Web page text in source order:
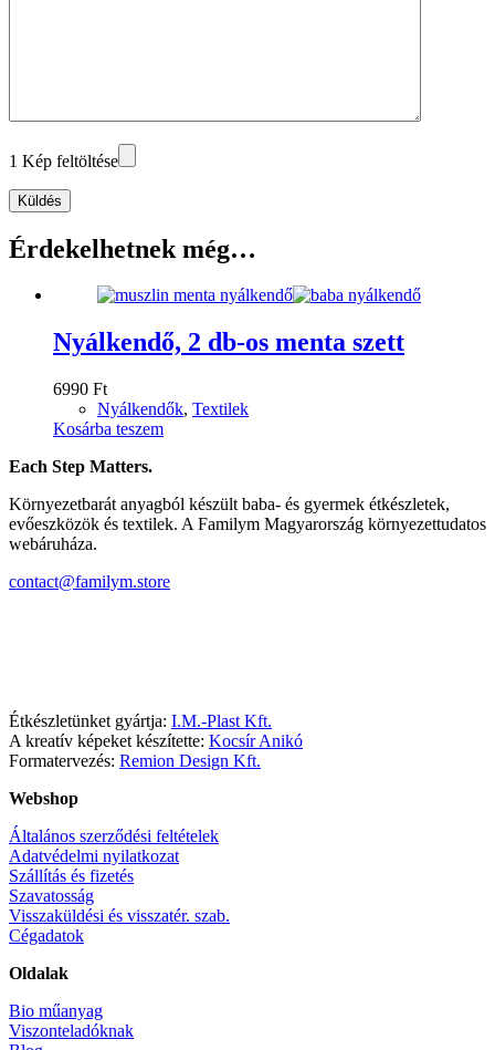
1 Kép feltöltése
Küldés
Érdekelhetnek még…
Nyálkendő, 2 db-os menta szett
6990 Ft
Nyálkendők, Textilek
Kosárba teszem
Each Step Matters.
Környezetbarát anyagból készült baba- és gyermek étkészletek,
evőeszközök és textilek. A Familym Magyarország környezettudatos
webáruháza.
contact@familym.store
Étkészletünket gyártja: I.M.-Plast Kft.
A kreatív képeket készítette: Kocsír Anikó
Formatervezés: Remion Design Kft.
Webshop
Általános szerződési feltételek
Adatvédelmi nyilatkozat
Szállítás és fizetés
Szavatosság
Visszaküldési és visszatér. szab.
Cégadatok
Oldalak
Bio műanyag
Viszonteladóknak